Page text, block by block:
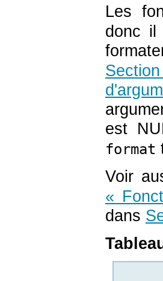
Les
donc il
est
format
Voir
«
dans